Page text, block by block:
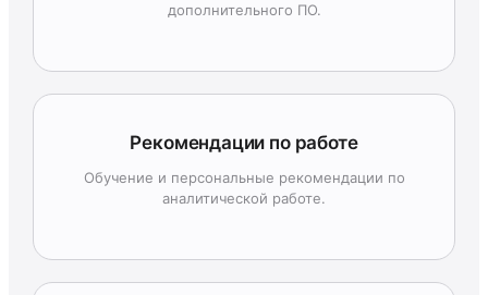
дополнительного ПО.
Рекомендации по работе
Обучение и персональные рекомендации по
аналитической работе.